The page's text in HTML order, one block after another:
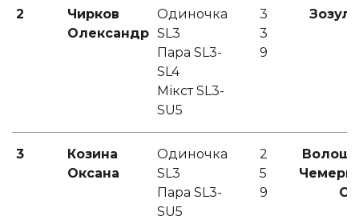
2
Чирков
Олександр
Одиночка
SL3
Пара SL3-
SL4
Мікст SL3-
SU5
3
3
9
3
Козина
Оксана
Одиночка
SL3
Пара SL3-
SU5
2
5
9